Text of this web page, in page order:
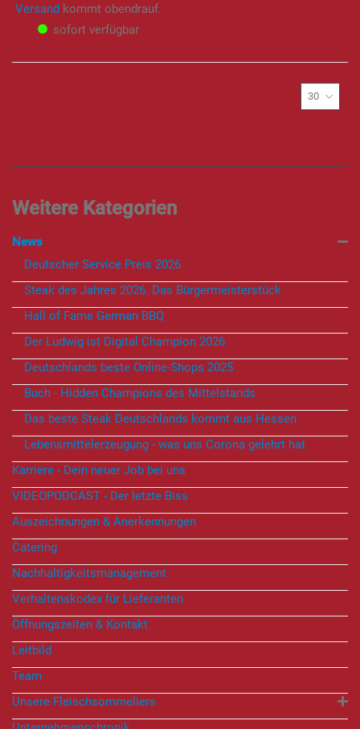
Versandkommt obendrauf.
sofort verfügbar
News
Deutscher Service Preis 2026
Steak des Jahres 2026. Das Bürgermeisterstück
Hall of Fame German BBQ
Der Ludwig ist Digital Champion 2026
Deutschlands beste Online-Shops 2025
Buch - Hidden Champions des Mittelstands
Das beste Steak Deutschlands kommt aus Hessen
Lebensmittelerzeugung - was uns Corona gelehrt hat
Karriere - Dein neuer Job bei uns
VIDEOPODCAST - Der letzte Biss
Auszeichnungen & Anerkennungen
Catering
Nachhaltigkeitsmanagement
Verhaltenskodex für Lieferanten
Öffnungszeiten & Kontakt
Leitbild
Team
Unsere Fleischsommeliers